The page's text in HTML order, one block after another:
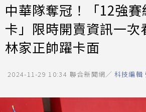
中華隊奪冠！「12強
卡」限時開賣資訊一次
林家正帥躍卡面
2024-11-29 10:34 聯合新聞網／ 科技編輯